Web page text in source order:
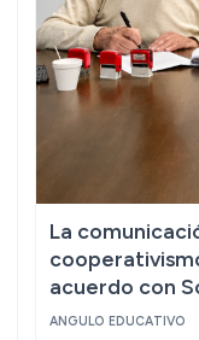
La
acuerdo con
ANGULO EDUCATIVO